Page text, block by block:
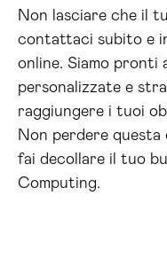
Non lasciare che il
contattaci subito e
online. Siamo pronti
personalizzate e
raggiungere i tuoi
Non perdere
fai decollare il tuo
Computing.